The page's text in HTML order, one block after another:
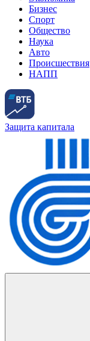
Бизнес
Спорт
Общество
Наука
Авто
Происшествия
НАПП
Защита капитала